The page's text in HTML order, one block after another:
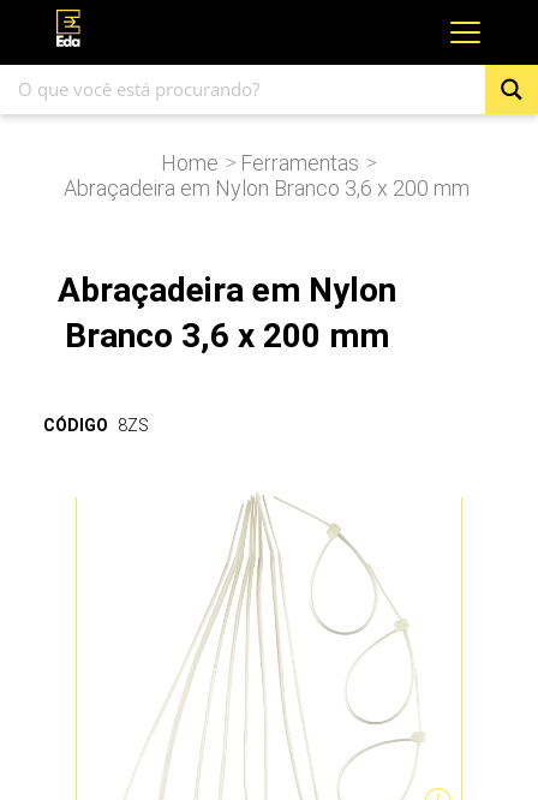
Home > Ferramentas >
Abraçadeira em Nylon Branco 3,6 x 200 mm
Abraçadeira em Nylon
Branco 3,6 x 200 mm
CÓDIGO 8ZS